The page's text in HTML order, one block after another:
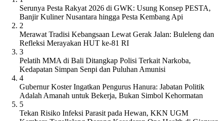
Serunya Pesta Rakyat 2026 di GWK: Usung Konsep PESTA,
Banjir Kuliner Nusantara hingga Pesta Kembang Api
2
Merawat Tradisi Kebangsaan Lewat Gerak Jalan: Buleleng dan
Refleksi Merayakan HUT ke-81 RI
3
Pelatih MMA di Bali Ditangkap Polisi Terkait Narkoba,
Kedapatan Simpan Senpi dan Puluhan Amunisi
4
Gubernur Koster Ingatkan Pengurus Hanura: Jabatan Politik
Adalah Amanah untuk Bekerja, Bukan Simbol Kehormatan
5
Tekan Risiko Infeksi Parasit pada Hewan, KKN UGM